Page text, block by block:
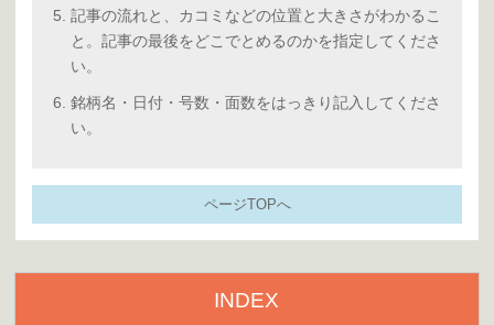
記事の流れと、カコミなどの位置と大きさがわかるこ
と。記事の最後をどこでとめるのかを指定してくださ
い。
銘柄名・日付・号数・面数をはっきり記入してくださ
い。
ページTOPへ
INDEX